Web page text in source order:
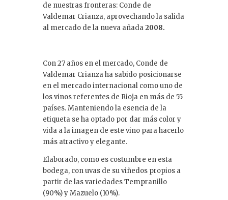
de nuestras fronteras: Conde de
Valdemar Crianza, aprovechando la salida
al mercado de la nueva añada2008.
Con 27 años en el mercado, Conde de
Valdemar Crianza ha sabido posicionarse
en el mercado internacional como uno de
los vinos referentes de Rioja en más de 55
países. Manteniendo la esencia de la
etiqueta se ha optado por dar más color y
vida a la imagen de este vino para hacerlo
más atractivo y elegante.
Elaborado, como es costumbre en esta
bodega, con uvas de su viñedos propios a
partir de las variedades Tempranillo
(90%) y Mazuelo (10%).